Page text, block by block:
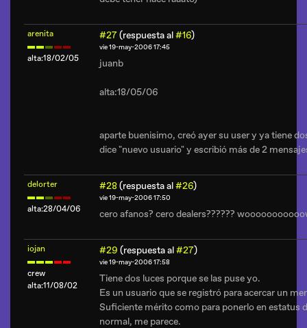
arenita
alta:18/02/05
#27(respuesta al#16)
vie 19-may-2006 17:45
juanb
alta:18/05/06
aparte buenisimo, creó ayer su user y ya tiene
dice "nuevo usuario" y escribió más de 2
delorter
alta:28/04/06
#28(respuesta al#26)
vie 19-may-2006 17:50
cero afanos? cero dealers??????
iojan
crew
alta:11/08/02
#29 (respuesta al#27)
vie 19-may-2006 17:58
Tiene dos luces porque se las puse yo.
Es un usuario que se registró para acercar un
Suficiente mérito como para ponerlo en estatus
normal, me parece.